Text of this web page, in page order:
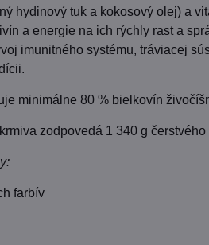
hydinový tuk a kokosový olej) a
a energie na ich rýchly rast a
imunitného systému, tráviacej
minimálne 80 % bielkovín
zodpovedá 1 340 g čerstvého
farbív